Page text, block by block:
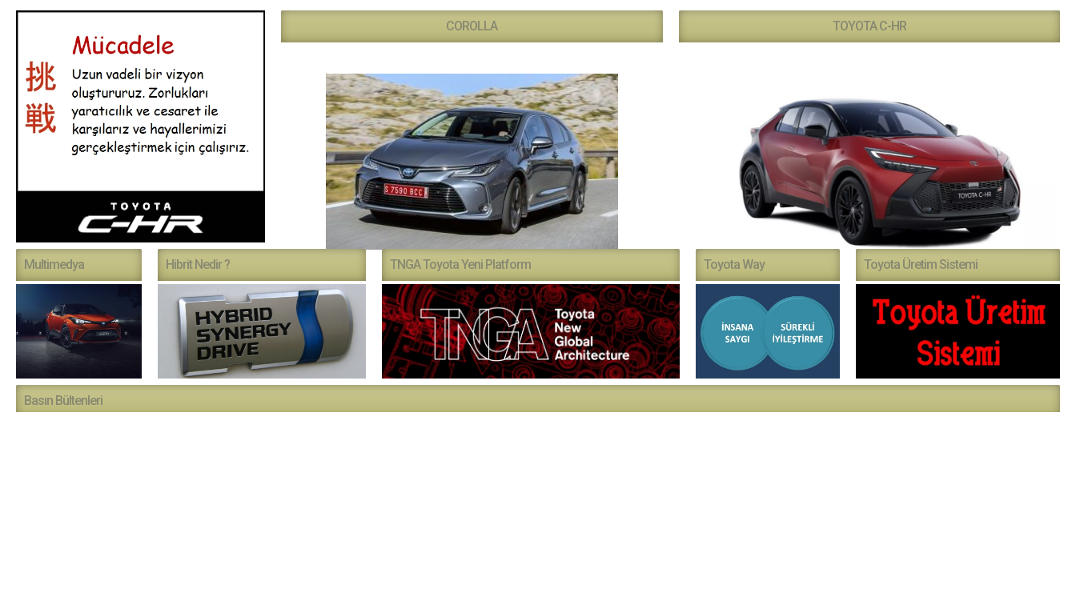
COROLLA TOYOTA C-HR
Multimedya Hibrit Nedir ? TNGA Toyota Yeni Platform Toyota Way Toyota Üretim Sistemi
Basın Bültenleri